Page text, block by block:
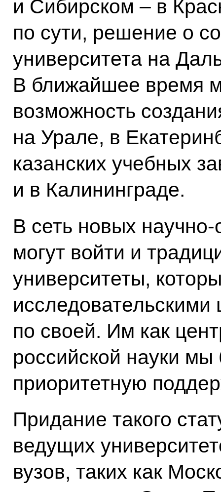
и Сибирском – в
по сути, решение о
университета на
В ближайшее время
возможность
на Урале, в
казанских учебных
и в Калининграде.
В сеть новых
могут войти и
университеты,
исследовательскими
по своей. Им как
российской науки
приоритетную
Придание такого
ведущих
вузов, таких как